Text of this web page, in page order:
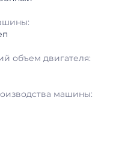
объем двигателя:
машины: